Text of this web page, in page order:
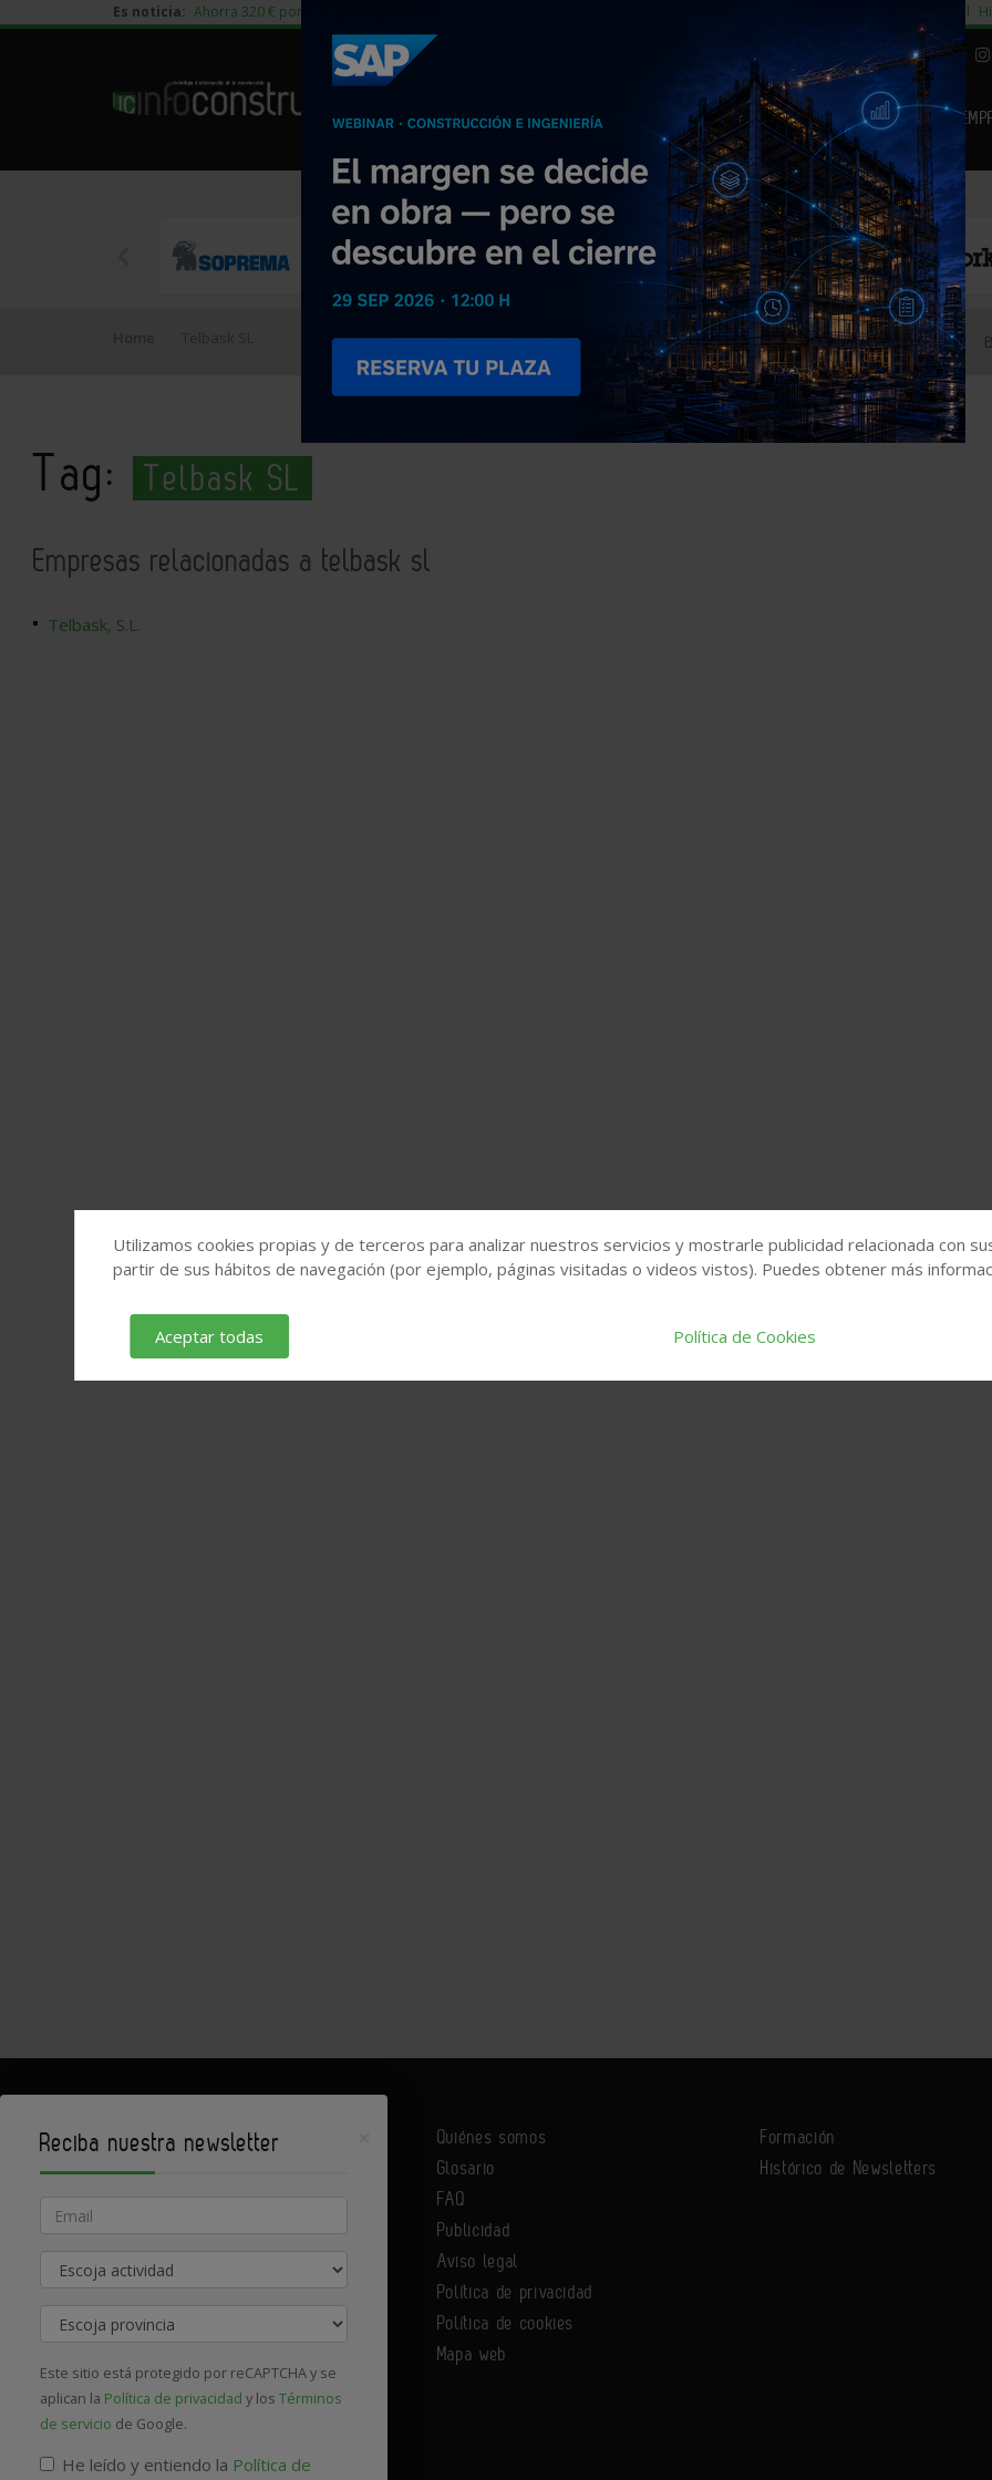
Es noticia: Ahorra 320 € por vivienda en edificación residencial 29% cambiar al alquiler temporal
|
NOTICIAS PRODUCTOS AGENDA ARTÍCULOS
EMPRESAS PREMIUM
Tag: Telbask SL
Empresas relacionadas a telbask sl
Telbask, S.L.
Contacte con nosotros
Quiénes somos
Glosario
FAQ
Publicidad
Aviso legal
Política de privacidad
Política de cookies
Mapa web
Formación
Histórico de Newsletters
Utilizamos cookies propias y de terceros para analizar nuestros servicios y mostrarle publicidad relacionada con
partir de sus hábitos de navegación (por ejemplo, páginas visitadas o videos vistos). Puedes obtener más
Aceptar todas Política de Cookies
Reciba nuestra newsletter
Email
Actividad
Provincia
Este sitio está protegido por reCAPTCHA y se
aplican la Política de privacidad y los Términos
de servicio de Google.
He leído y entiendo la Política de